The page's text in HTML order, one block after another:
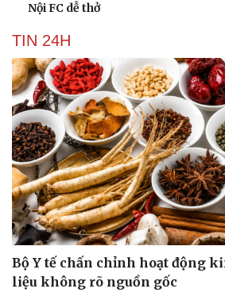
Nội FC dễ thở
TIN 24H
Bộ Y tế chấn chỉnh hoạt động
liệu không rõ nguồn gốc